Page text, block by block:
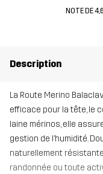
NOTE DE
Description
La Route Merino
efficace pour la tête, le
laine mérinos, elle
gestion de l’humidité.
naturellement
randonnée ou toute